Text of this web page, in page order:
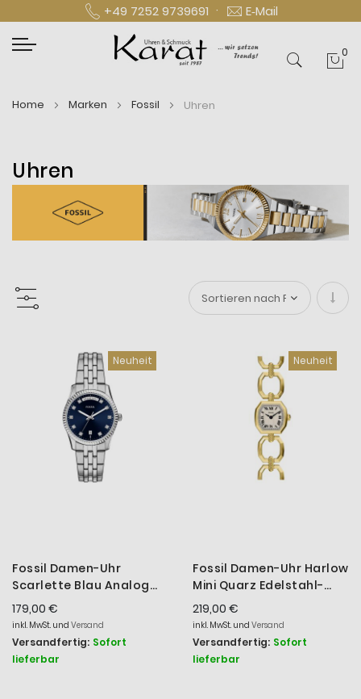
+49 7252 9739691 · E‑Mail
0
Home Marken Fossil Uhren
Uhren
In
Neuheit
Fossil Damen-Uhr
Scarlette Blau Analog
Quarz Edelstahl-
Armband ES5457
179,00 €
inkl. MwSt. und Versand
Versandfertig: Sofort
lieferbar
Neuheit
Fossil Damen-Uhr Harlow
Mini Quarz Edelstahl-
Band Gold-Ton ES5483
219,00 €
inkl. MwSt. und Versand
Versandfertig: Sofort
lieferbar